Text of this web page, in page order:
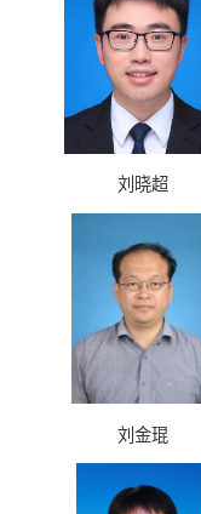
刘晓超
刘金琨